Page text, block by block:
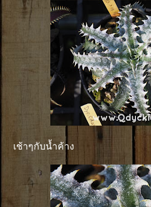
เช้าๆกับน้ำค้าง